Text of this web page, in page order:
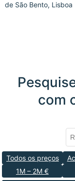
de São Bento, Lisboa
com
Todos os preços
1M – 2M €